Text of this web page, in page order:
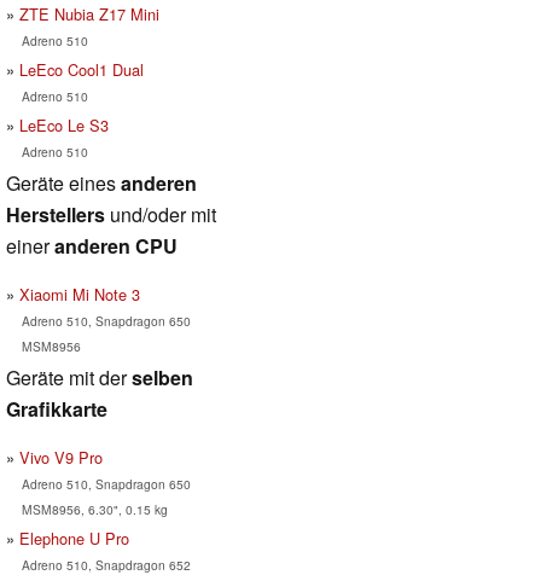
ZTE Nubia Z17 Mini
Adreno 510
LeEco Cool1 Dual
Adreno 510
LeEco Le S3
Adreno 510
Geräte einesanderen
Herstellers und/oder mit
eineranderen CPU
Xiaomi Mi Note 3
Adreno 510, Snapdragon 650
MSM8956
Geräte mit derselben
Grafikkarte
Vivo V9 Pro
Adreno 510, Snapdragon 650
MSM8956, 6.30", 0.15 kg
Elephone U Pro
Adreno 510, Snapdragon 652